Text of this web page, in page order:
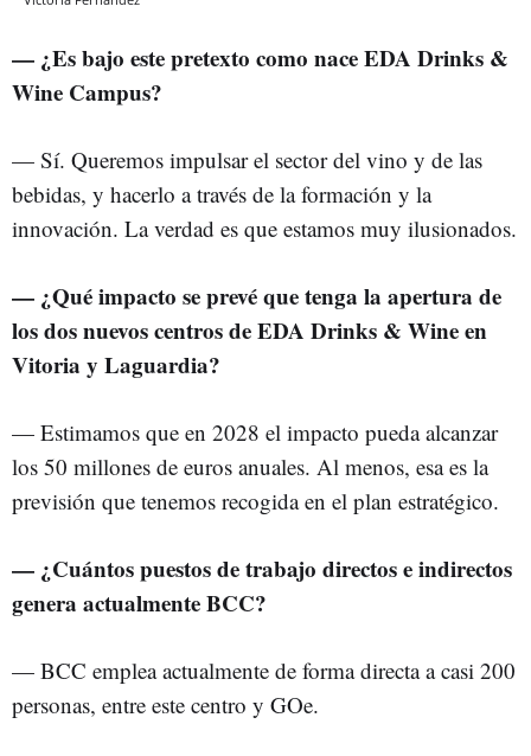
— ¿Es bajo este pretexto como nace EDA Drinks &
Wine Campus?
— Sí. Queremos impulsar el sector del vino y de las
bebidas, y hacerlo a través de la formación y la
innovación. La verdad es que estamos muy ilusionados.
— ¿Qué impacto se prevé que tenga la apertura de
los dos nuevos centros de EDA Drinks & Wine en
Vitoria y Laguardia?
— Estimamos que en 2028 el impacto pueda alcanzar
los 50 millones de euros anuales. Al menos, esa es la
previsión que tenemos recogida en el plan estratégico.
— ¿Cuántos puestos de trabajo directos e indirectos
genera actualmente BCC?
— BCC emplea actualmente de forma directa a casi 200
personas, entre este centro y GOe.